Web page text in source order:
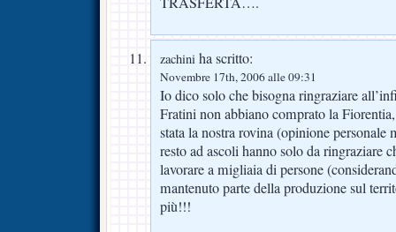
zachini ha scritto:
Novembre 17th, 2006 alle 09:31
Io dico solo che bisogna ringraziare
Fratini non abbiano comprato la
stata la nostra rovina (opinione personale
resto ad ascoli hanno solo da ringraziare
lavorare a migliaia di persone
mantenuto parte della produzione sul
più!!!